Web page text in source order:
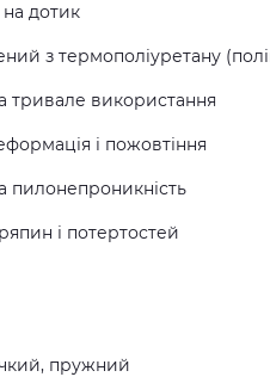
дотик
з термополiуретану
тривале використання
і пожовтіння
пилонепроникність
і потертостей
пружний